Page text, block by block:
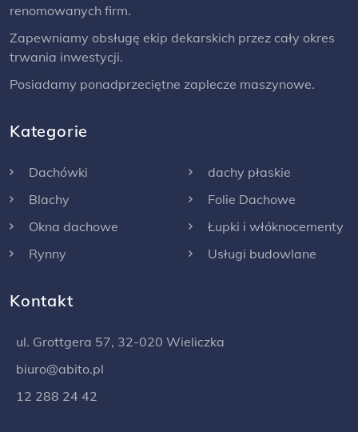
renomowanych firm.
Zapewniamy obsługę ekip dekarskich przez cały okres
trwania inwestycji.
Posiadamy ponadprzeciętne zaplecze maszynowe.
Kategorie
Dachówki
Blachy
Okna dachowe
Rynny
dachy płaskie
Folie Dachowe
Łupki i włóknocementy
Usługi budowlane
Kontakt
ul. Grottgera 57, 32-020 Wieliczka
biuro@abito.pl
12 288 24 42